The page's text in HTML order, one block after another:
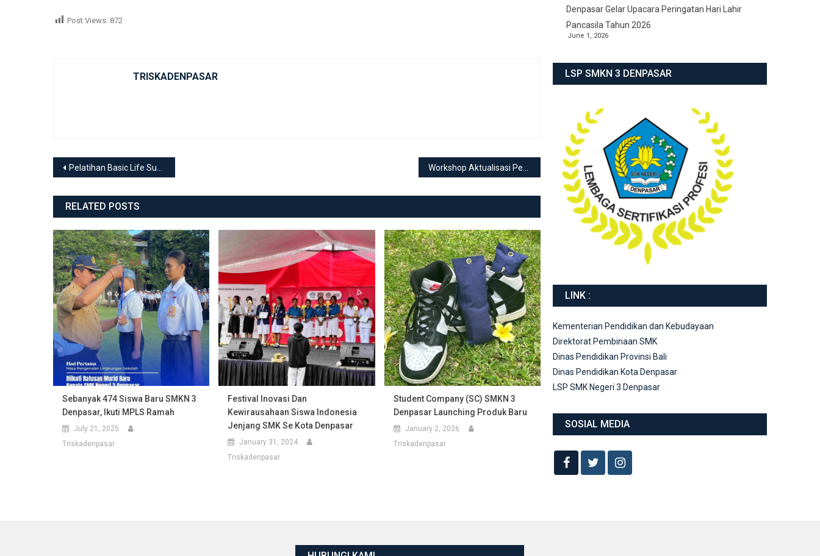
Post Views: 872
TRISKADENPASAR
Post navigation
Pelatihan Basic Life Support (BLS) dari ITEKES Bali
RELATED POSTS
Sebanyak 474 Siswa Baru SMKN 3
Denpasar, Ikuti MPLS Ramah
July 21, 2025
Triskadenpasar
Festival Inovasi Dan
Kewirausahaan Siswa Indonesia
Jenjang SMK Se Kota Denpasar
January 31, 2024
Triskadenpasar
Student Company (SC) SMKN 3
Denpasar Launching Produk Baru
January 2, 2026
Triskadenpasar
Denpasar Gelar Upacara Peringatan Hari Lahir
Pancasila Tahun 2026
June 1, 2026
LSP SMKN 3 DENPASAR
LINK :
Kementerian Pendidikan dan Kebudayaan
Direktorat Pembinaan SMK
Dinas Pendidikan Provinsi Bali
Dinas Pendidikan Kota Denpasar
LSP SMK Negeri 3 Denpasar
SOSIAL MEDIA